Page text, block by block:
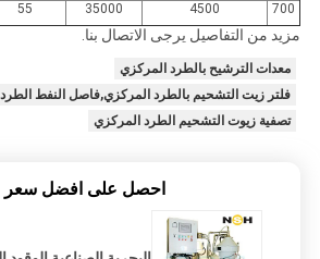
700
4500
35000
55
مزيد من التفاصيل يرجى الاتصال بنا.
معدات الترشيح بالطرد المركزي
فلتر زيت التشحيم بالطرد المركزي,فاصل النفط
تصفية زيوت التشحيم الطرد المركزي
احصل على افضل